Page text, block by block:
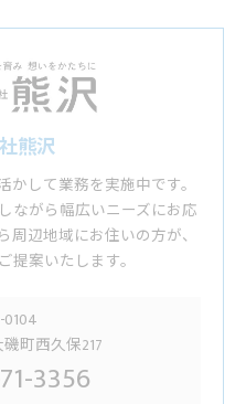
熊沢
して業務を実施中です。
ながら幅広いニーズにお応
辺地域にお住いの方が、
案いたします。
0104
町西久保217
3356